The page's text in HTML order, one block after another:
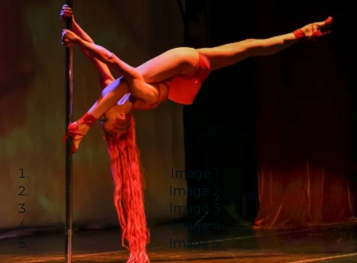
Image 1
Image 2
Image 3
Image 4
Image 5